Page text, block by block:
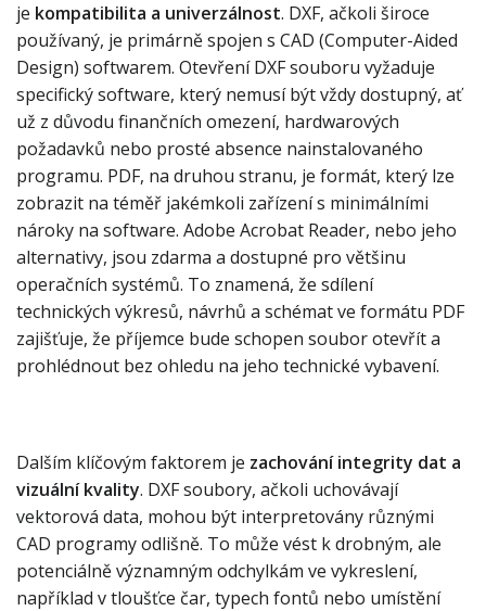
je kompatibilita a univerzálnost. DXF, ačkoli široce
používaný, je primárně spojen s CAD (Computer-Aided
Design) softwarem. Otevření DXF souboru vyžaduje
specifický software, který nemusí být vždy dostupný, ať
už z důvodu finančních omezení, hardwarových
požadavků nebo prosté absence nainstalovaného
programu. PDF, na druhou stranu, je formát, který lze
zobrazit na téměř jakémkoli zařízení s minimálními
nároky na software. Adobe Acrobat Reader, nebo jeho
alternativy, jsou zdarma a dostupné pro většinu
operačních systémů. To znamená, že sdílení
technických výkresů, návrhů a schémat ve formátu PDF
zajišťuje, že příjemce bude schopen soubor otevřít a
prohlédnout bez ohledu na jeho technické vybavení.
Dalším klíčovým faktorem je zachování integrity dat a
vizuální kvality. DXF soubory, ačkoli uchovávají
vektorová data, mohou být interpretovány různými
CAD programy odlišně. To může vést k drobným, ale
potenciálně významným odchylkám ve vykreslení,
například v tloušťce čar, typech fontů nebo umístění